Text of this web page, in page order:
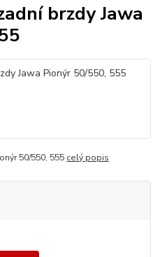
brzdy Jawa
50/550, 555 celý popis